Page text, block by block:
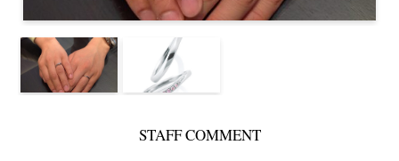
STAFF COMMENT